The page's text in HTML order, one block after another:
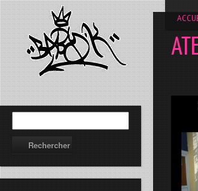
__gaTracker('require', 'displayfeatures');